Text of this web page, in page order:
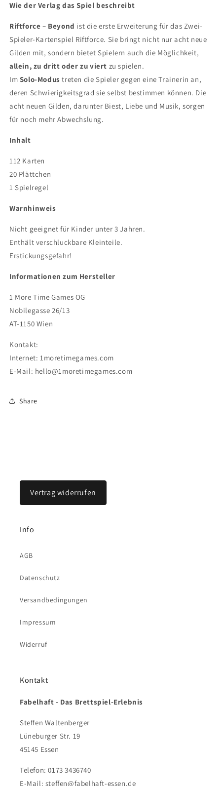
Wie der Verlag das Spiel beschreibt
Riftforce – Beyond ist die erste Erweiterung für das Zwei-
Spieler-Kartenspiel Riftforce. Sie bringt nicht nur acht neue
Gilden mit, sondern bietet Spielern auch die Möglichkeit,
allein, zu dritt oder zu viert zu spielen.
Im Solo-Modus treten die Spieler gegen eine Trainerin an,
deren Schwierigkeitsgrad sie selbst bestimmen können. Die
acht neuen Gilden, darunter Biest, Liebe und Musik, sorgen
für noch mehr Abwechslung.
Inhalt
112 Karten
20 Plättchen
1 Spielregel
Warnhinweis
Nicht geeignet für Kinder unter 3 Jahren.
Enthält verschluckbare Kleinteile.
Erstickungsgefahr!
Informationen zum Hersteller
1 More Time Games OG
Nobilegasse 26/13
AT-1150 Wien
Kontakt:
Internet: 1moretimegames.com
E-Mail: hello@1moretimegames.com
Share
Vertrag widerrufen
Info
AGB
Datenschutz
Versandbedingungen
Impressum
Widerruf
Kontakt
Fabelhaft - Das Brettspiel-Erlebnis
Steffen Waltenberger
Lüneburger Str. 19
45145 Essen
Telefon: 0173 3436740
E-Mail: steffen@fabelhaft-essen.de